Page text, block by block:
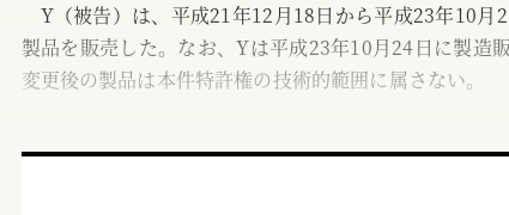
Y（被告）は、平成21年12月18日から平成23年10
製品を販売した。なお、Yは平成23年10月24日に製造
変更後の製品は本件特許権の技術的範囲に属さない。